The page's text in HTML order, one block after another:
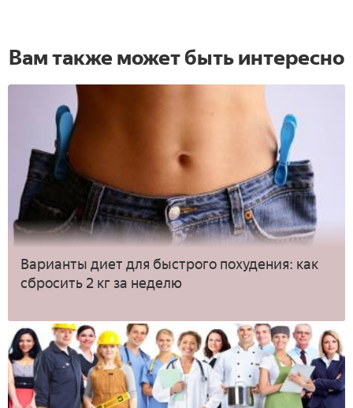
Вам также может быть интересно
Варианты диет для быстрого похудения: как
сбросить 2 кг за неделю